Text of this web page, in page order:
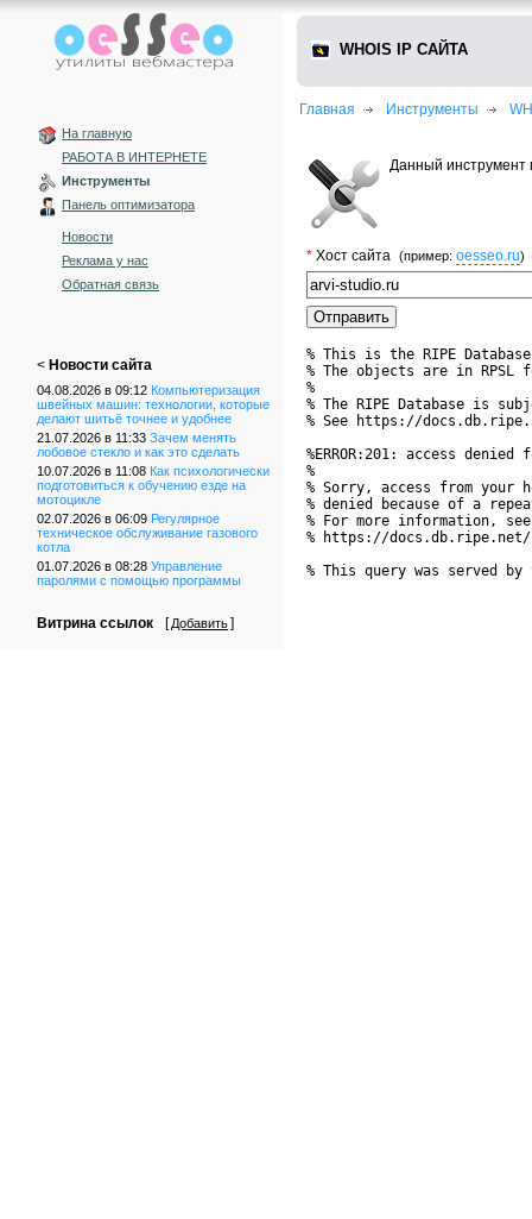
На главную
РАБОТА В ИНТЕРНЕТЕ
Инструменты
Панель оптимизатора
Новости
Реклама у нас
Обратная связь
< Новости сайта
04.08.2026 в 09:12 Компьютеризация
швейных машин: технологии, которые
делают шитьё точнее и удобнее
21.07.2026 в 11:33 Зачем менять
лобовое стекло и как это сделать
10.07.2026 в 11:08 Как психологически
подготовиться к обучению езде на
мотоцикле
02.07.2026 в 06:09 Регулярное
техническое обслуживание газового
котла
01.07.2026 в 08:28 Управление
паролями с помощью программы
Витрина ссылок [ Добавить]
WHOIS IP САЙТА
Главная Инструменты
Данный инструмент
* Хост сайта (пример: oesseo.ru)
% This is the RIPE
% The objects are in RPSL
%
% The RIPE Database is
% See https://
%ERROR:201: access
%
% Sorry, access from your
% denied because of a
% For more information, see
% https://docs.db.ripe.net/
% This query was served by